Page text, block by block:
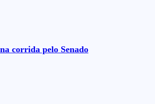
corrida pelo Senado